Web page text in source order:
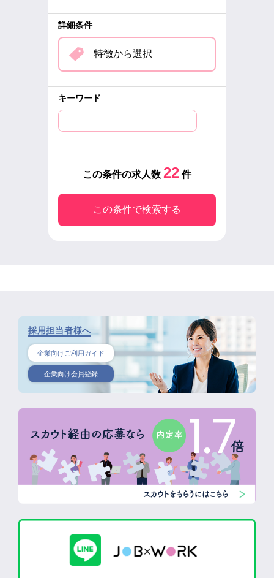
詳細条件
特徴から選択
キーワード
この条件の求人数 22 件
この条件で検索する
採用担当者様へ
企業向けご利用ガイド
企業向け会員登録